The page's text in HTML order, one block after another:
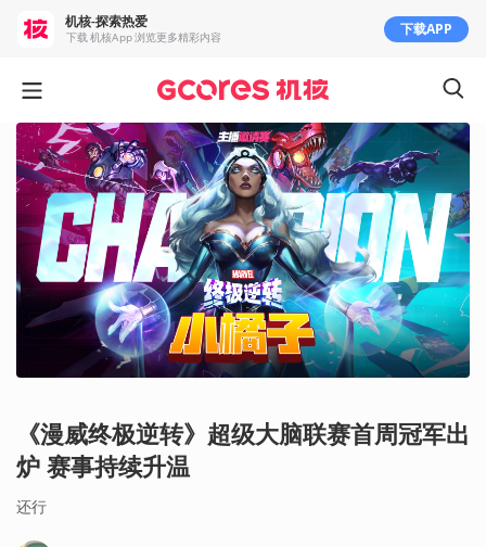
《漫威终极逆转》超级大脑联赛首周冠军出
炉 赛事持续升温
还行
机核-探索热爱
下载 机核App 浏览更多精彩内容 下载APP